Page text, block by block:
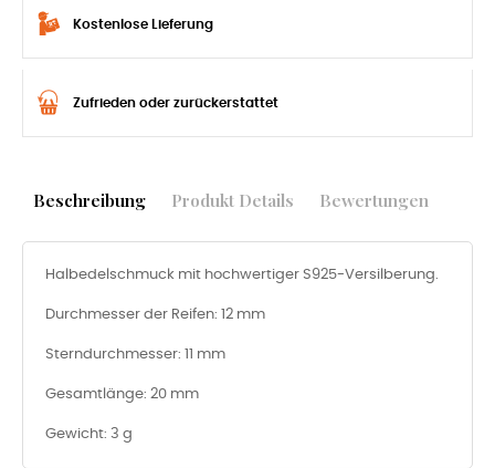
Kostenlose Lieferung
Zufrieden oder zurückerstattet
Beschreibung Produkt Details Bewertungen
Halbedelschmuck mit hochwertiger S925-Versilberung.
Durchmesser der Reifen: 12 mm
Sterndurchmesser: 11 mm
Gesamtlänge: 20 mm
Gewicht: 3 g